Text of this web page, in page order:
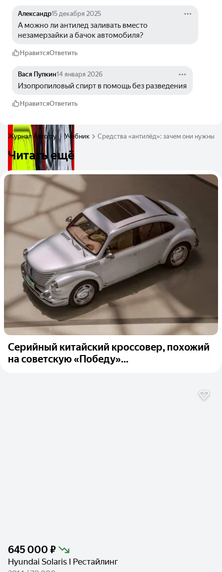
Александр15 декабря 2025
А можно ли антилед заливать вместо
незамерзайки а бачок автомобиля?
НравитсяОтветить
Вася Пупкин14 января 2026
Изопропиловый спирт в помощь без разведения
НравитсяОтветить
Журнал Авто.ру Учебник Средства «антилёд»: зачем они нужны,
Читать ещё
Серийный китайский кроссовер, похожий
на советскую «Победу»...
645 000 ₽
Hyundai Solaris I Рестайлинг